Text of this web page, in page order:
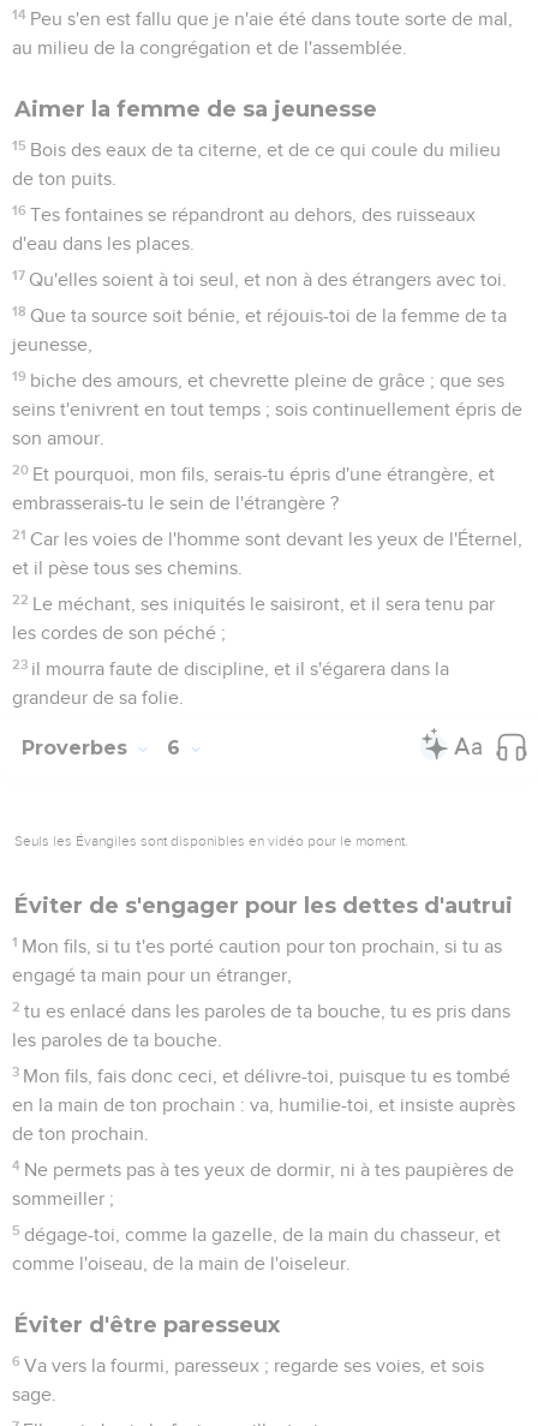
14 Peu s'en est fallu que je n'aie été dans toute sorte de mal,
au milieu de la congrégation et de l'assemblée.
Aimer la femme de sa jeunesse
15 Bois des eaux de ta citerne, et de ce qui coule du milieu
de ton puits.
16 Tes fontaines se répandront au dehors, des ruisseaux
d'eau dans les places.
17 Qu'elles soient à toi seul, et non à des étrangers avec toi.
18 Que ta source soit bénie, et réjouis-toi de la femme de ta
jeunesse,
19 biche des amours, et chevrette pleine de grâce ; que ses
seins t'enivrent en tout temps ; sois continuellement épris de
son amour.
20 Et pourquoi, mon fils, serais-tu épris d'une étrangère, et
embrasserais-tu le sein de l'étrangère ?
21 Car les voies de l'homme sont devant les yeux de l'Éternel,
et il pèse tous ses chemins.
22 Le méchant, ses iniquités le saisiront, et il sera tenu par
les cordes de son péché ;
23 il mourra faute de discipline, et il s'égarera dans la
grandeur de sa folie.
Proverbes 6
Seuls les Évangiles sont disponibles en vidéo pour le moment.
Éviter de s'engager pour les dettes d'autrui
1 Mon fils, si tu t'es porté caution pour ton prochain, si tu as
engagé ta main pour un étranger,
2 tu es enlacé dans les paroles de ta bouche, tu es pris dans
les paroles de ta bouche.
3 Mon fils, fais donc ceci, et délivre-toi, puisque tu es tombé
en la main de ton prochain : va, humilie-toi, et insiste auprès
de ton prochain.
4 Ne permets pas à tes yeux de dormir, ni à tes paupières de
sommeiller ;
5 dégage-toi, comme la gazelle, de la main du chasseur, et
comme l'oiseau, de la main de l'oiseleur.
Éviter d'être paresseux
6 Va vers la fourmi, paresseux ; regarde ses voies, et sois
sage.